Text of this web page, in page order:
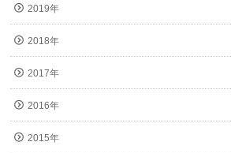
2019年
2018年
2017年
2016年
2015年